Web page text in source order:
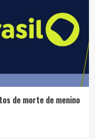
de morte de menino